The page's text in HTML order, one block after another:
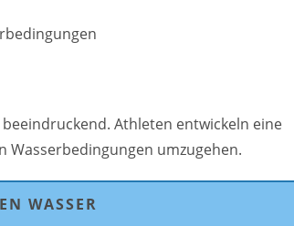
Athleten entwickeln eine
umzugehen.
WASSER